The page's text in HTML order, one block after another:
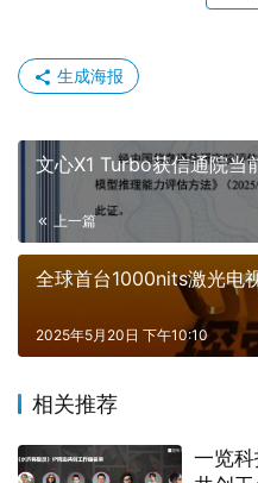
生成海报
文心X1 Turbo获信通院当
上一篇
全球首台1000nits激光电
2025年5月20日 下午10:10
相关推荐
一览